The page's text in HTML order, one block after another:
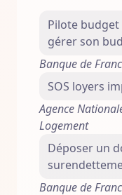
Pilote
gérer son
Banque de
SOS loyers
Agence
Logement
Déposer un
Banque de